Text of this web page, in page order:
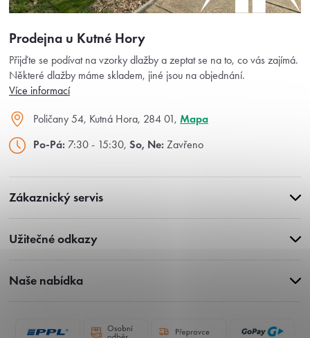
Zákaznický servis
Užitečné odkazy
Naše nabídka
Prodejna u Kutné Hory
Přijďte se podívat na vzorky dlažby a zeptat se na to, co vás zajímá.
Některé dlažby máme skladem, jiné jsou na objednání.
Více informací
Poličany 54, Kutná Hora, 284 01, Mapa
Po-Pá: 7:30 - 15:30, So, Ne: Zavřeno